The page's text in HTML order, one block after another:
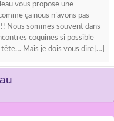
vous propose une
ça nous n’avons pas
Nous sommes souvent dans
coquines si possible
Mais je dois vous dire[…]